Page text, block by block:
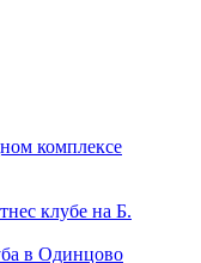
комплексе
клубе на Б.